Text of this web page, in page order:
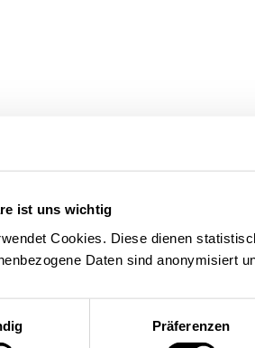
ist uns wichtig
Cookies. Diese dienen
Daten sind anonymisiert
Präferenzen